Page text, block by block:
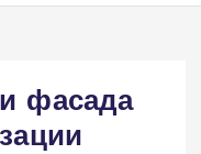
фасада